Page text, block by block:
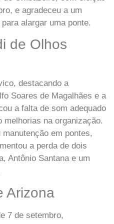
e agradeceu a um
alargar uma ponte.
de Olhos
destacando a
Soares de Magalhães e a
a falta de som adequado
melhorias na organização.
em pontes,
a perda de dois
Antônio Santana e um
Arizona
7 de setembro,